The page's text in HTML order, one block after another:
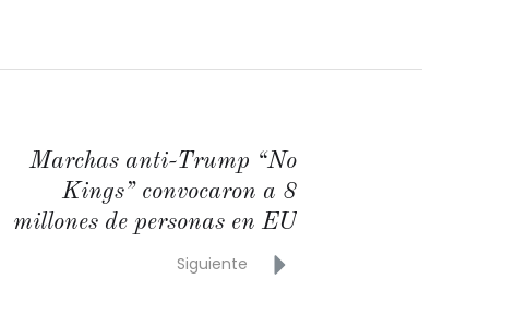
Marchas anti-Trump “No
Kings” convocaron a 8
millones de personas en EU
Siguiente